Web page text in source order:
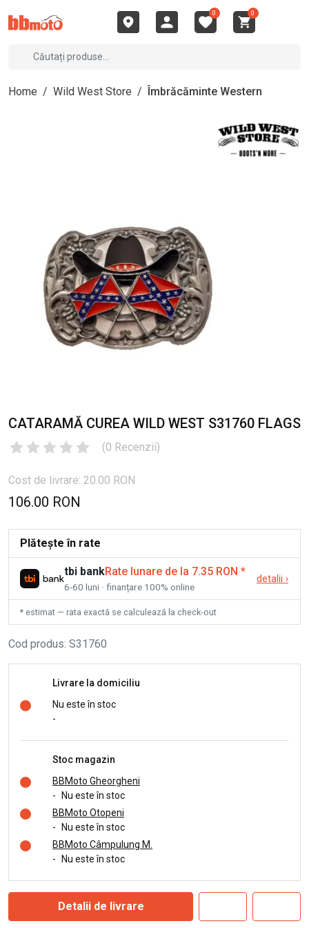
0 0
Home / Wild West Store / Îmbrăcăminte Western
CATARAMĂ CUREA WILD WEST S31760 FLAGS
(0 Recenzii)
Cost de livrare: 20.00 RON
106.00 RON
Plătește în rate
tbi bankRate lunare de la 7.35 RON *
6-60 luni · finanțare 100% online
detalii ›
* estimat — rata exactă se calculează la check-out
Cod produs: S31760
Livrare la domiciliu
Nu este în stoc
-
Stoc magazin
BBMoto Gheorgheni
- Nu este în stoc
BBMoto Otopeni
- Nu este în stoc
BBMoto Câmpulung M.
- Nu este în stoc
Detalii de livrare